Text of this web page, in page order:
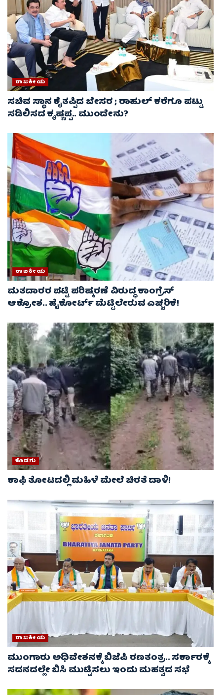
ರಾಜಕೀಯ
ಸಚಿವ ಸ್ಥಾನ ಕೈತಪ್ಪಿದ ಬೇಸರ ; ರಾಹುಲ್ ಕರೆಗೂ ಪಟ್ಟು
ಸಡಿಲಿಸದ ಕೃಷ್ಣಪ್ಪ.. ಮುಂದೇನು?
ರಾಜಕೀಯ
ಮತದಾರರ ಪಟ್ಟಿ ಪರಿಷ್ಕರಣೆ ವಿರುದ್ಧ ಕಾಂಗ್ರೆಸ್
ಆಕ್ರೋಶ.. ಹೈಕೋರ್ಟ್ ಮೆಟ್ಟಿಲೇರುವ ಎಚ್ಚರಿಕೆ!
ಕೊಡಗು
ಕಾಫಿ ತೋಟದಲ್ಲಿ ಮಹಿಳೆ ಮೇಲೆ ಚಿರತೆ ದಾಳಿ!
ರಾಜಕೀಯ
ಮುಂಗಾರು ಅಧಿವೇಶನಕ್ಕೆ ಬಿಜೆಪಿ ರಣತಂತ್ರ.. ಸರ್ಕಾರಕ್ಕೆ
ಸದನದಲ್ಲೇ ಬಿಸಿ ಮುಟ್ಟಿಸಲು ಇಂದು ಮಹತ್ವದ ಸಭೆ